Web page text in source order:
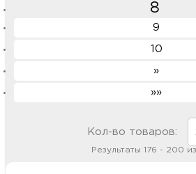
8
9
10
»
»»
Кол-во товаров:
Результаты 176 - 200